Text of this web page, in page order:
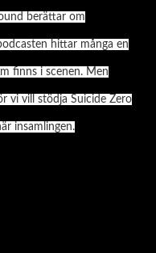
berättar om
hittar många en
finns i scenen. Men
vi vill stödja Suicide Zero
insamlingen.